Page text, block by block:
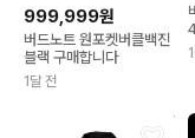
999,999원
버드노트 원포켓버클백진
블랙 구매합니다
1달 전